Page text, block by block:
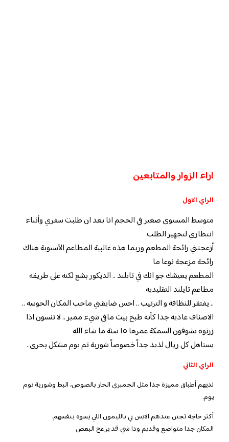
اراء الزوار والمتابعين
الراي الاول
متوسط المستوى صغير في الحجم انا بعد ان طلبت سفري وأثناء
انتظاري لتجهيز الطلب
أزعجتني رائحة المطعم وربما هذه غالبية المطاعم الآسيوية هناك
رائحة مزعجة نوعا ما
المطعم يعيشك جو انك في تايلند .. الديكور بشع لكنه على طريقه
مطاعم تايلند التقليديه
.. يفتقر للنظافة و الترتيب .. احس ضايقني ماحب المكان الحوسه ..
الاصناف عاديه جدا كأنه طبخ بيت مافي شيء مميز .. لا تنسون اذا
زرتوه تشوفون السمكة عمرها ١٥ سنة ما شاء الله
يستاهل كل ريال لذيذ جداً خصوصاً شوربة تم يوم مشكل بحري .
الراي الثاني
لديهم أطباق مميزة جدا مثل الجمبري الحار بالصوص، البط وشوربة توم
يوم.
أكثر حاجة تجنن عندهم الايس تي بالليمون اللي يسوه بنفسهم.
المكان جدا متواضع وقديم ودا شي قد يزعج البعض